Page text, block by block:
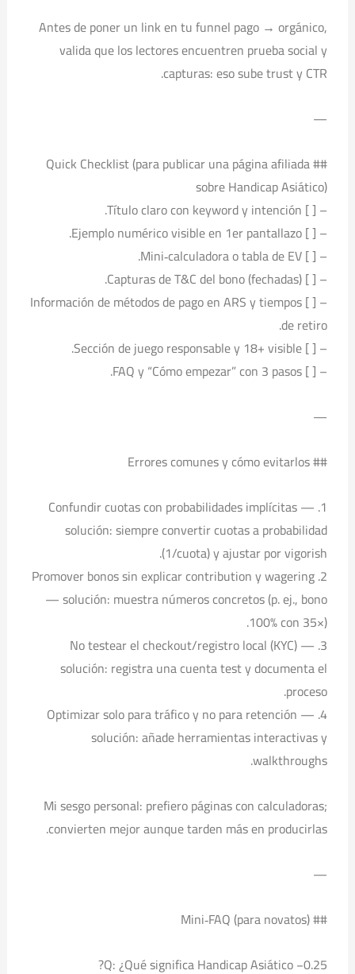
Antes de poner un link en tu funnel pago → orgánico,
valida que los lectores encuentren prueba social y
capturas: eso sube trust y CTR.
—
## Quick Checklist (para publicar una página afiliada
sobre Handicap Asiático)
– [ ] Título claro con keyword y intención.
– [ ] Ejemplo numérico visible en 1er pantallazo.
– [ ] Mini‑calculadora o tabla de EV.
– [ ] Capturas de T&C del bono (fechadas).
– [ ] Información de métodos de pago en ARS y tiempos
de retiro.
– [ ] Sección de juego responsable y 18+ visible.
– [ ] FAQ y “Cómo empezar” con 3 pasos.
—
## Errores comunes y cómo evitarlos
1. Confundir cuotas con probabilidades implícitas —
solución: siempre convertir cuotas a probabilidad
(1/cuota) y ajustar por vigorish.
2. Promover bonos sin explicar contribution y wagering
— solución: muestra números concretos (p. ej., bono
100% con 35×).
3. No testear el checkout/registro local (KYC) —
solución: registra una cuenta test y documenta el
proceso.
4. Optimizar solo para tráfico y no para retención —
solución: añade herramientas interactivas y
walkthroughs.
Mi sesgo personal: prefiero páginas con calculadoras;
convierten mejor aunque tarden más en producirlas.
—
## Mini‑FAQ (para novatos)
Q: ¿Qué significa Handicap Asiático −0.25?